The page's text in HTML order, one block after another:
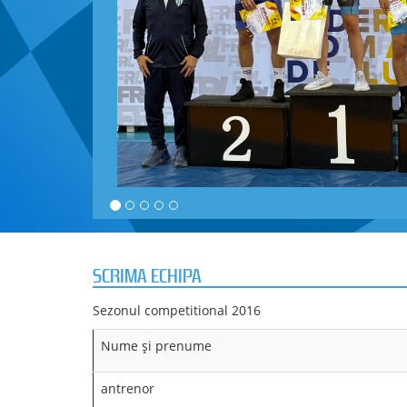
mai mult >>
SCRIMA ECHIPA
Sezonul competitional 2016
Nume şi prenume
antrenor